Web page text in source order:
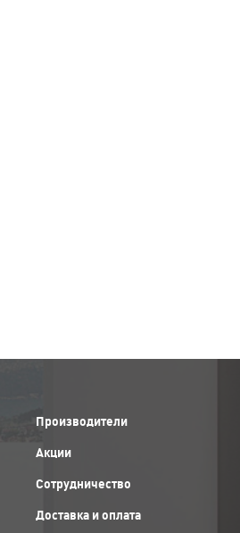
Производители
Акции
Сотрудничество
Доставка и оплата